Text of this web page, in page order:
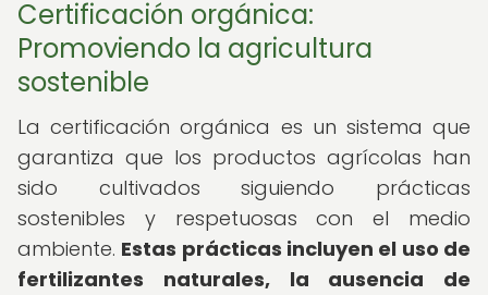
Certificación orgánica:
Promoviendo la agricultura
sostenible
La certificación orgánica es un sistema que
garantiza que los productos agrícolas han
sido cultivados siguiendo prácticas
sostenibles y respetuosas con el medio
ambiente. Estas prácticas incluyen el uso de
fertilizantes naturales, la ausencia de